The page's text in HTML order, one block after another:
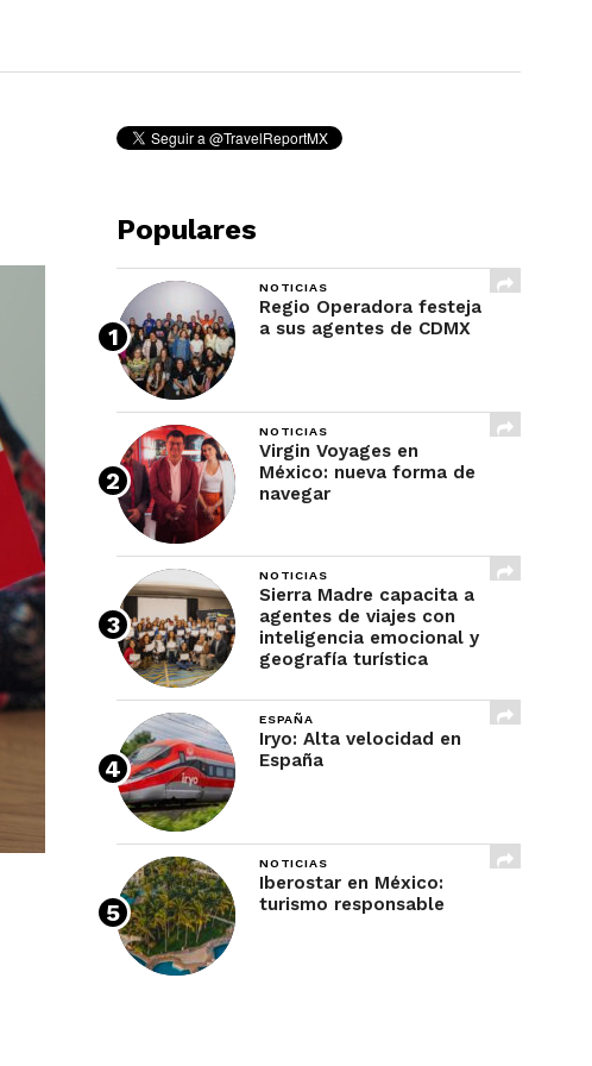
Populares
NOTICIAS
Regio Operadora festeja
a sus agentes de CDMX
NOTICIAS
Virgin Voyages en
México: nueva forma de
navegar
NOTICIAS
Sierra Madre capacita a
agentes de viajes con
inteligencia emocional y
geografía turística
ESPAÑA
Iryo: Alta velocidad en
España
NOTICIAS
Iberostar en México:
turismo responsable